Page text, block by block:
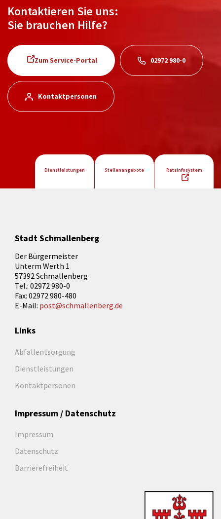
Kontaktieren Sie uns:
Sie brauchen Hilfe?
Zum Service-Portal 02972 980-0
Kontaktpersonen
Dienstleistungen Stellenangebote Ratsinfosystem
Stadt Schmallenberg
Der Bürgermeister
Unterm Werth 1
57392 Schmallenberg
Tel.: 02972 980-0
Fax: 02972 980-480
E-Mail: post@schmallenberg.de
Links
Abfallentsorgung
Dienstleistungen
Kontaktpersonen
Impressum / Datenschutz
Impressum
Datenschutz
Barrierefreiheit